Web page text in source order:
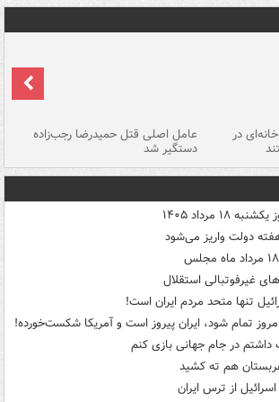
در عامل اصلی قتل حمیدرضا رجب‌زاده
دستگیر شد
مرداد ۱۴۰۵
دولت واریز می‌شود
غیرفوتبالی استقلال
تنها متحد مردم ایران است!
تمام شود، ایران پیروز است و آمریکا شکست‌خورده!
در جام جهانی بازی کنم
هم ته‌ کشید
از ترس ایران